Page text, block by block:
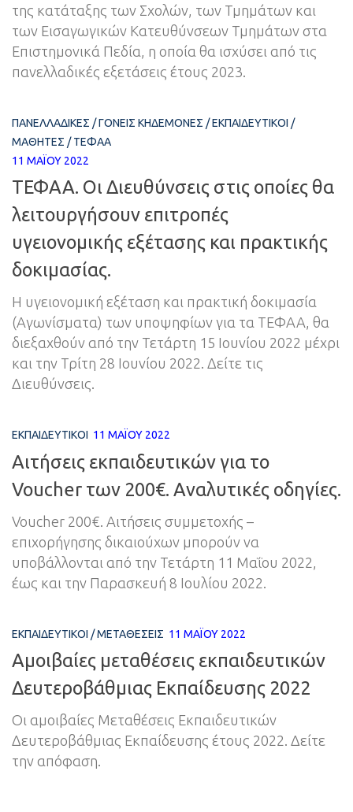
της κατάταξης των Σχολών, των Τμημάτων και
των Εισαγωγικών Κατευθύνσεων Τμημάτων στα
Επιστημονικά Πεδία, η οποία θα ισχύσει από τις
πανελλαδικές εξετάσεις έτους 2023.
ΠΑΝΕΛΛΑΔΙΚΈΣ /ΓΟΝΕΊΣ ΚΗΔΕΜΌΝΕΣ /ΕΚΠΑΙΔΕΥΤΙΚΟΊ /
ΜΑΘΗΤΈΣ /ΤΕΦΑΑ
11 ΜΑΪ́ΟΥ 2022
ΤΕΦΑΑ. Οι Διευθύνσεις στις οποίες θα
λειτουργήσουν επιτροπές
υγειονομικής εξέτασης και πρακτικής
δοκιμασίας.
Η υγειονομική εξέταση και πρακτική δοκιμασία
(Αγωνίσματα) των υποψηφίων για τα ΤΕΦΑΑ, θα
διεξαχθούν από την Τετάρτη 15 Ιουνίου 2022 μέχρι
και την Τρίτη 28 Ιουνίου 2022. Δείτε τις
Διευθύνσεις.
ΕΚΠΑΙΔΕΥΤΙΚΟΊ 11 ΜΑΪ́ΟΥ 2022
Αιτήσεις εκπαιδευτικών για το
Voucher των 200€. Αναλυτικές οδηγίες.
Voucher 200€. Αιτήσεις συμμετοχής –
επιχορήγησης δικαιούχων μπορούν να
υποβάλλονται από την Τετάρτη 11 Μαΐου 2022,
έως και την Παρασκευή 8 Ιουλίου 2022.
ΕΚΠΑΙΔΕΥΤΙΚΟΊ /ΜΕΤΑΘΈΣΕΙΣ 11 ΜΑΪ́ΟΥ 2022
Αμοιβαίες μεταθέσεις εκπαιδευτικών
Δευτεροβάθμιας Εκπαίδευσης 2022
Οι αμοιβαίες Μεταθέσεις Εκπαιδευτικών
Δευτεροβάθμιας Εκπαίδευσης έτους 2022. Δείτε
την απόφαση.